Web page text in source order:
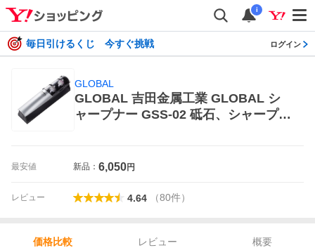
i
毎日引けるくじ 今すぐ挑戦 ログイン
GLOBAL
GLOBAL 吉田金属工業 GLOBAL シ
ャープナー GSS-02 砥石、シャープナ
最安値 新品： 6,050円
レビュー 4.64 （80件）
価格比較 レビュー
概要